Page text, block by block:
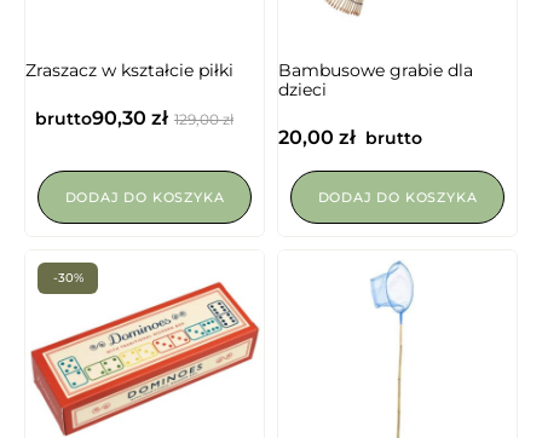
Zraszacz w kształcie piłki
129,00zł
90,30 zł
brutto
DODAJ DO KOSZYKA
Bambusowe grabie dla
dzieci
20,00 zł brutto
DODAJ DO KOSZYKA
-30%